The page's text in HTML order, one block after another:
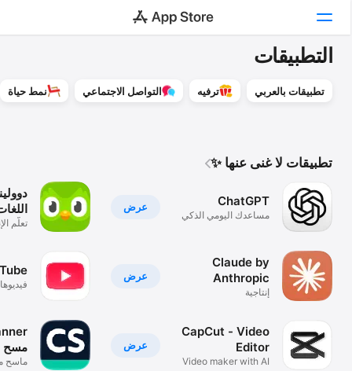
بحث
iPhone
iPad
Watch
TV
التطبيقات
تطبيقات بالعربي ترفيه التواصل الاجتماعي نمط حياة
حوّل الأفكار إلى أدوات وألعاب
Claude by Anthropic عرض
تطبيقات لا غنى عنها ✨
عرض ChatGPT
مساعدك اليومي الذكي
عرض
Claude by
Anthropic
إنتاجية
عرض
CapCut - Video
Editor
Video maker with AI
تعلّم
PDF